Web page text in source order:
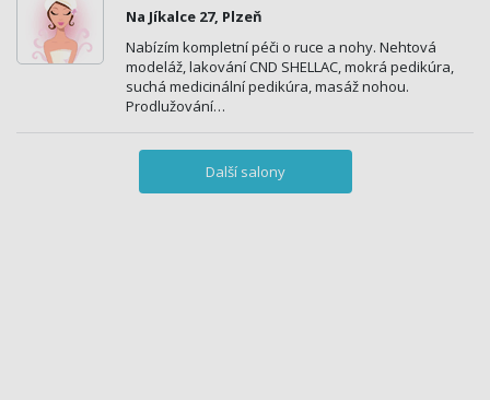
Na Jíkalce 27, Plzeň
Nabízím kompletní péči o ruce a nohy. Nehtová
modeláž, lakování CND SHELLAC, mokrá pedikúra,
suchá medicinální pedikúra, masáž nohou.
Prodlužování…
Další salony